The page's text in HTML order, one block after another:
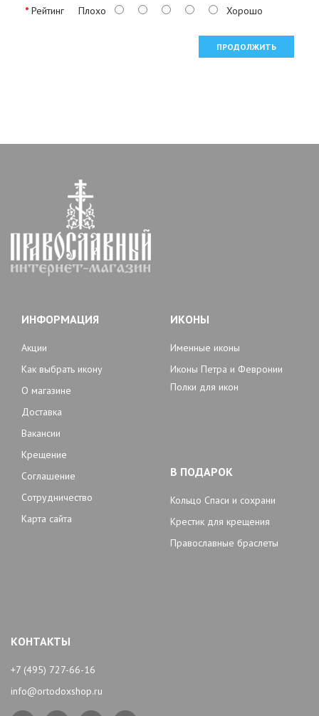
Рейтинг Плохо Хорошо
ПРОДОЛЖИТЬ
ИНФОРМАЦИЯ
Акции
Как выбрать икону
О магазине
Доставка
Вакансии
Крещение
Соглашение
Сотрудничество
Карта сайта
ИКОНЫ
Именные иконы
Иконы Петра и Февронии
Полки для икон
В ПОДАРОК
Кольцо Спаси и сохрани
Крестик для крещения
Православные браслеты
КОНТАКТЫ
+7 (495) 727-66-16
info@ortodoxshop.ru